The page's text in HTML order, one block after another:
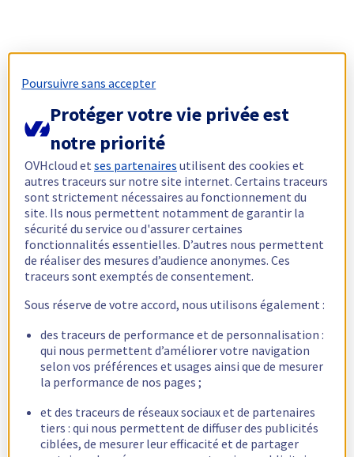
Poursuivre sans accepter
Protéger votre vie privée est
notre priorité
OVHcloud etses partenaires utilisent des cookies et
autres traceurs sur notre site internet. Certains traceurs
sont strictement nécessaires au fonctionnement du
site. Ils nous permettent notamment de garantir la
sécurité du service ou d'assurer certaines
fonctionnalités essentielles. D’autres nous permettent
de réaliser des mesures d’audience anonymes. Ces
traceurs sont exemptés de consentement.
Sous réserve de votre accord, nous utilisons également :
des traceurs de performance et de personnalisation :
qui nous permettent d’améliorer votre navigation
selon vos préférences et usages ainsi que de mesurer
la performance de nos pages ;
et des traceurs de réseaux sociaux et de partenaires
tiers : qui nous permettent de diffuser des publicités
ciblées, de mesurer leur efficacité et de partager